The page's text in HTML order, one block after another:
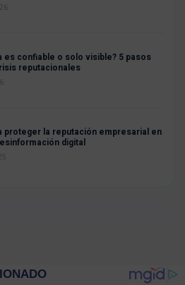
es confiable o solo visible? 5 pasos
reputacionales
proteger la reputación empresarial en
digital